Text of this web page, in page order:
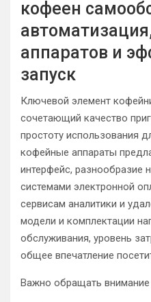
кофеен
аппаратов и
запуск
Ключевой элемент
сочетающий качество
простоту использования
кофейные аппараты
интерфейс, разнообразие
системами электронной
сервисам аналитики и
модели и комплектации
обслуживания, уровень
общее впечатление
Важно обращать внимание